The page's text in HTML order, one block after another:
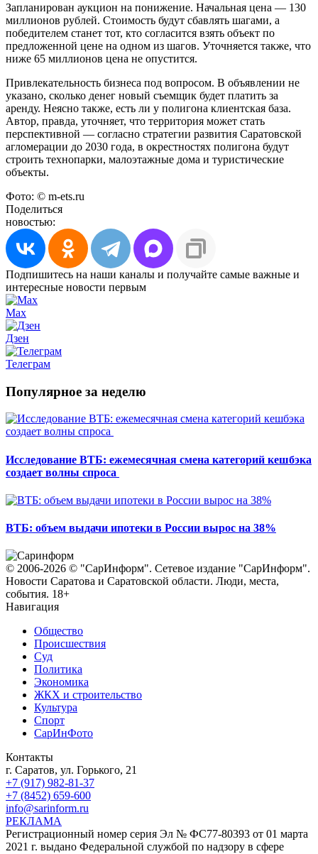
Запланирован аукцион на понижение. Начальная цена — 130
миллионов рублей. Стоимость будут сбавлять шагами, а
победителем станет тот, кто согласится взять объект по
предложенной цене на одном из шагов. Уточняется также, что
ниже 65 миллионов цена не опустится.
Привлекательность бизнеса под вопросом. В объявлении не
указано, сколько денег новый съемщик будет платить за
аренду. Неясно также, есть ли у полигона клиентская база.
Автор, правда, уточняет, что территория может стать
перспективной — согласно стратегии развития Саратовской
агломерации до 2030 года, в окрестностях полигона будут
строить технопарки, малоэтажные дома и туристические
объекты.
Фото: © m-ets.ru
Поделиться
новостью:
Подпишитесь на наши каналы и получайте самые важные и
интересные новости первым
Max
Дзен
Телеграм
Популярное за неделю
Исследование ВТБ: ежемесячная смена категорий кешбэка
создает волны спроса
ВТБ: объем выдачи ипотеки в России вырос на 38%
© 2006-2026 © "СарИнформ". Сетевое издание "СарИнформ".
Новости Саратова и Саратовской области. Люди, места,
события. 18+
Навигация
Общество
Происшествия
Суд
Политика
Экономика
ЖКХ и строительство
Культура
Спорт
СарИнФото
Контакты
г. Саратов, ул. Горького, 21
+7 (917) 982-81-37
+7 (8452) 659-600
info@sarinform.ru
РЕКЛАМА
Регистрационный номер серия Эл № ФС77-80393 от 01 марта
2021 г. выдано Федеральной службой по надзору в сфере